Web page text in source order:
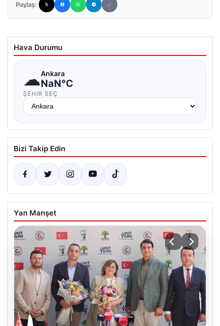
Paylaş:
Hava Durumu
☁Ankara
NaN°C
ŞEHIR SEÇ
Bizi Takip Edin
Yan Manşet